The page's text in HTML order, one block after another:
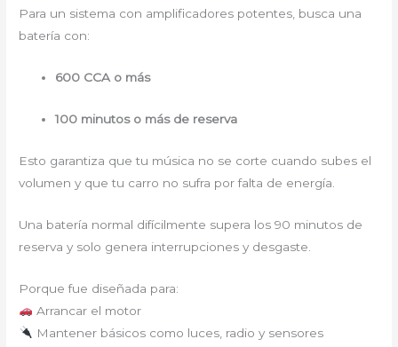
Para un sistema con amplificadores potentes, busca una
batería con:
600 CCA o más
100 minutos o más de reserva
Esto garantiza que tu música no se corte cuando subes el
volumen y que tu carro no sufra por falta de energía.
Una batería normal difícilmente supera los 90 minutos de
reserva y solo genera interrupciones y desgaste.
Porque fue diseñada para:
Arrancar el motor
Mantener básicos como luces, radio y sensores